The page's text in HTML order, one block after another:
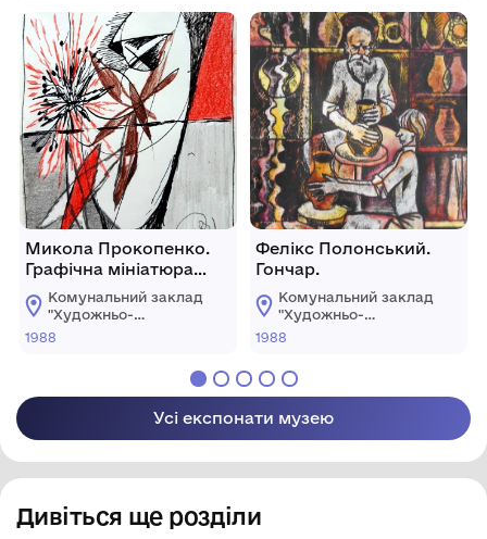
Микола Прокопенко.
Графічна мініатюра
№33.Комунальний заклад
"Художньо-
меморіальний музей
1988
Фелікс Полонський.
Гончар.
Комунальний заклад
"Художньо-
меморіальний музей
1988
Усі експонати музею
Дивіться ще розділи